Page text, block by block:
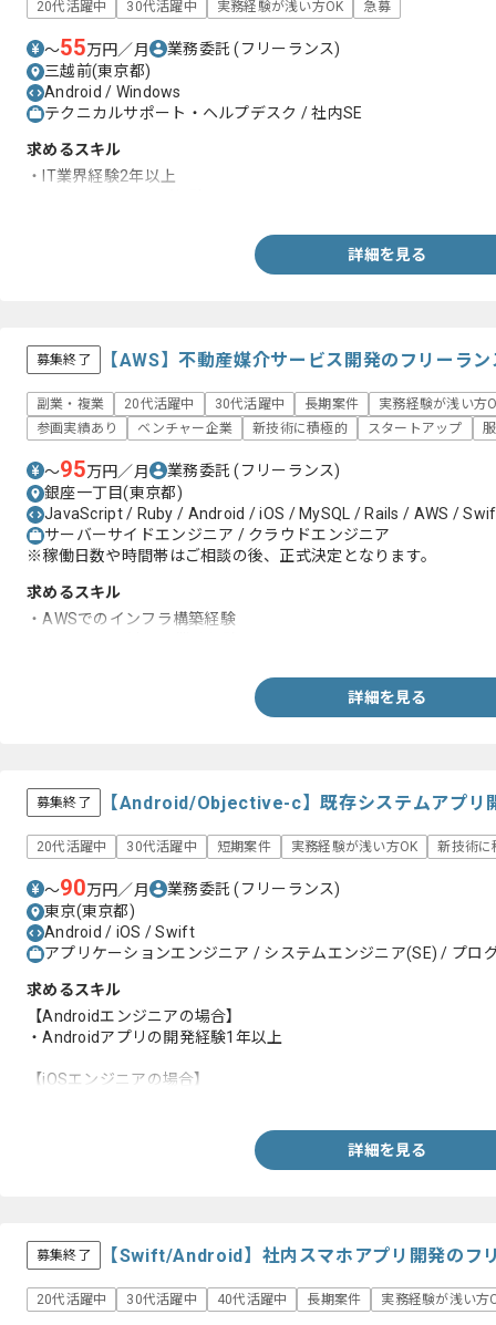
20代活躍中 30代活躍中 実務経験が浅い方OK 急募
〜55万円／月 業務委託(フリーランス)
三越前(東京都)
Android / Windows
テクニカルサポート・ヘルプデスク / 社内SE
求めるスキル
・IT業界経験2年以上
詳細を見る
募集終了 【AWS】不動産媒介サービス開発のフリーラ
副業・複業 20代活躍中 30代活躍中 長期案件
実務経験が浅い方
参画実績あり
ベンチャー企業 新技術に積極的 スタートアップ
〜95万円／月 業務委託(フリーランス)
銀座一丁目(東京都)
JavaScript / Ruby / Android / iOS / MySQL / Rails / AWS /
サーバーサイドエンジニア / クラウドエンジニア
※稼働日数や時間帯はご相談の後、正式決定となります。
求めるスキル
・AWSでのインフラ構築経験
詳細を見る
募集終了 【Android/Objective-c】既存システムアプリ
20代活躍中 30代活躍中 短期案件 実務経験が浅い方OK 新技術に
〜90万円／月 業務委託(フリーランス)
東京(東京都)
Android / iOS / Swift
アプリケーションエンジニア / システムエンジニア(SE) / プロ
求めるスキル
【Androidエンジニアの場合】
・Androidアプリの開発経験1年以上
【iOSエンジニアの場合】
詳細を見る
募集終了 【Swift/Android】社内スマホアプリ開発のフ
20代活躍中 30代活躍中 40代活躍中 長期案件 実務経験が浅い方